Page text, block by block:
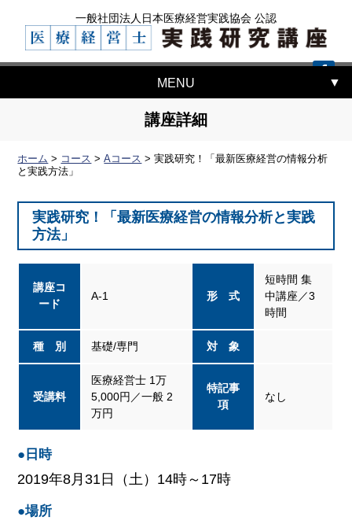
一般社団法人日本医療経営実践協会 公認
MENU
講座詳細
ホーム > コース >Aコース >実践研究！「最新医療経営の情報分析
と実践方法」
実践研究！「最新医療経営の情報分析と実践
方法」
講座コ
ード
A-1 形 式
短時間 集
中講座／3
時間
種 別 基礎/専門 対 象
受講料
医療経営士 1万
5,000円／一般 2
万円
特記事
項
なし
●日時
2019年8月31日（土）14時～17時
●場所